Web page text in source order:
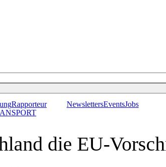
Rapporteur NewslettersEventsJobs
die EU-